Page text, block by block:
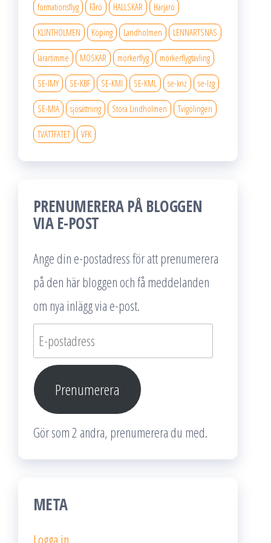
formationsflyg Fårö HALLSKÄR Härjarö
KLINTHOLMEN Köping Landholmen LENNARTSNÄS
lärartimme MÖSKÄR mörkerflyg mörkerflygtävling
SE-IMY SE-KBF SE-KMI SE-KML se-knz se-lzg
SE-MIA sjösättning Stora Lindholmen Tvigölingen
TVÄTTFATET VFK
PRENUMERERA PÅ BLOGGEN
VIA E-POST
Ange din e-postadress för att prenumerera
på den här bloggen och få meddelanden
om nya inlägg via e-post.
E-
postadress
Prenumerera
Gör som 2 andra, prenumerera du med.
META
Logga in